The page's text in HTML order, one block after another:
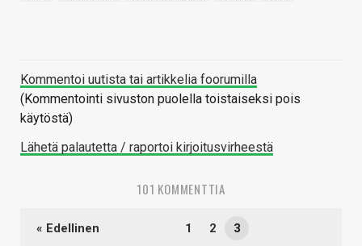
Kommentoi uutista tai artikkelia foorumilla
(Kommentointi sivuston puolella toistaiseksi pois
käytöstä)
Lähetä palautetta / raportoi kirjoitusvirheestä
101 KOMMENTTIA
« Edellinen 1 2 3